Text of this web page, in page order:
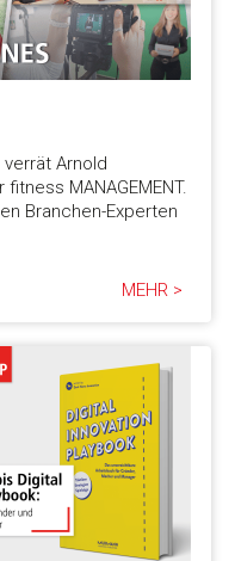
Arnold
MANAGEMENT.
Branchen-Experten
MEHR >